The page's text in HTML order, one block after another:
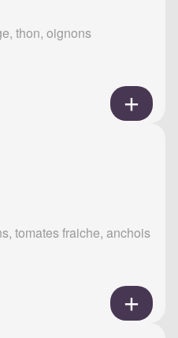
thon, oignons
tomates fraiche, anchois